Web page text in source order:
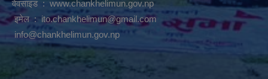
वेवसाइड : www.chankhelimun.gov.np
इमेल : ito.chankhelimun@gmail.com
info@chankhelimun.gov.np